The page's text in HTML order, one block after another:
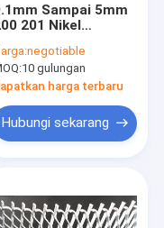
Sampai 5mm
201 Nikel
diamond Hole
negotiable
10 gulungan
harga terbaru
Hubungi sekarang